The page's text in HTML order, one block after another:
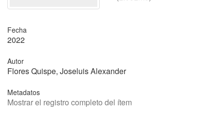
Fecha
2022
Autor
Flores Quispe, Joseluis Alexander
Metadatos
Mostrar el registro completo del ítem